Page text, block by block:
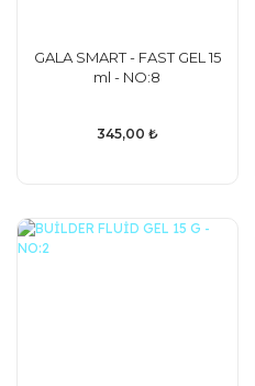
GALA SMART - FAST GEL 15
ml - NO:8
345,00 ₺